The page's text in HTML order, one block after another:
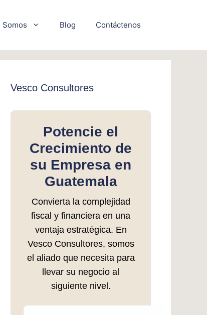
Somos Blog Contáctenos
Vesco Consultores
Potencie el
Crecimiento de
su Empresa en
Guatemala
Convierta la complejidad
fiscal y financiera en una
ventaja estratégica. En
Vesco Consultores, somos
el aliado que necesita para
llevar su negocio al
siguiente nivel.